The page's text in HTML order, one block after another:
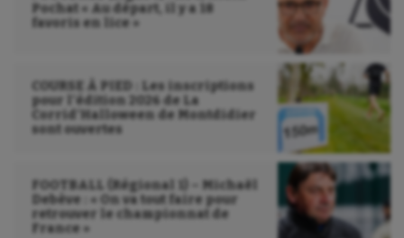
Roller-derby
Sauvetage sportif
Sport adapté
Sport handicap
Sport santé
Pochat « Au départ, il y a 18
favoris en lice »
COURSE À PIED : Les inscriptions
pour l’édition 2026 de La
Corrid’Halloween de Montdidier
sont ouvertes
FOOTBALL (Régional 1) – Michaël
Debève : « On va tout faire pour
retrouver le championnat de
France »